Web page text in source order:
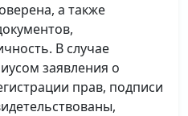
а также
В случае
заявления о
прав, подписи